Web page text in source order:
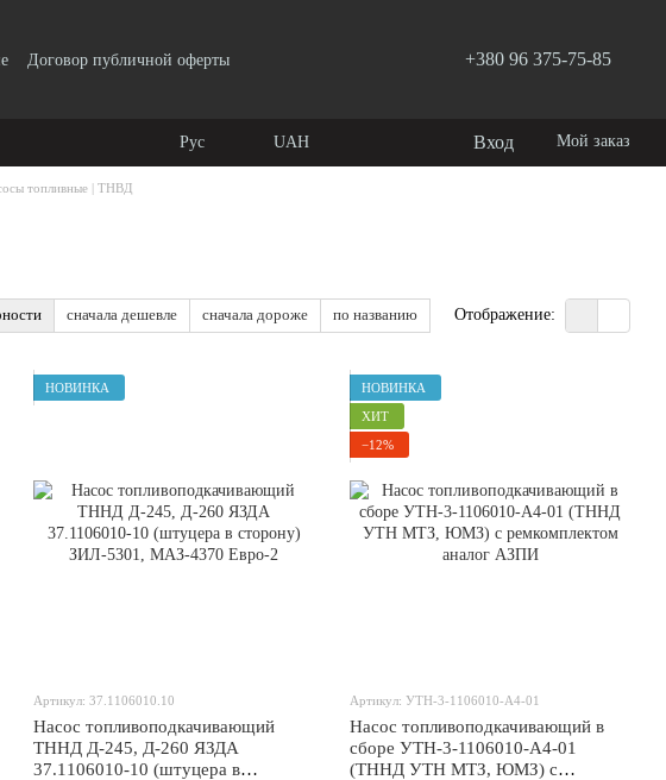
Договор публичной оферты
+380 96 375-75-85
Рус UAH Вход Мой заказ
топливные | ТНВД
сначала дешевле сначала дороже по названию Отображение:
НОВИНКА
Артикул: 37.1106010.10
Насос топливоподкачивающий
ТННД Д-245, Д-260 ЯЗДА
37.1106010-10 (штуцера в
НОВИНКА
ХИТ
−12%
Артикул: УТН-3-1106010-А4-01
Насос топливоподкачивающий в
сборе УТН-3-1106010-А4-01
(ТННД УТН МТЗ, ЮМЗ) с